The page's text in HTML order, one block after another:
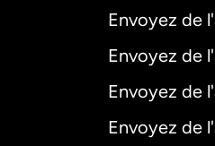
Envoyez de
Envoyez de
Envoyez de
Envoyez de